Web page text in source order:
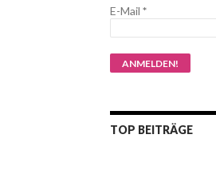
E-Mail *
TOP BEITRÄGE